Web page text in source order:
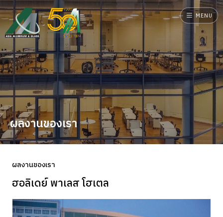
MENU
ผลงานของเรา
ผลงานของเรา
ฮอลิเดย์ พาเลส โฮเตล